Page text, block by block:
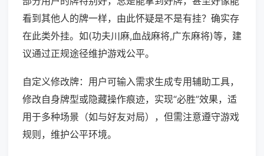
看到其他人的牌一样，由此怀疑是不是有挂？确实存
在此类外挂。如(功夫川麻,血战麻将,广东麻将)等，建
议通过正规途径维护游戏公平。
自定义修改牌：用户可输入需求生成专用辅助工具，
修改自身牌型或隐藏操作痕迹，实现“必胜”效果，适
用于多种场景（如与好友对局），但需注意遵守游戏
规则，维护公平环境。